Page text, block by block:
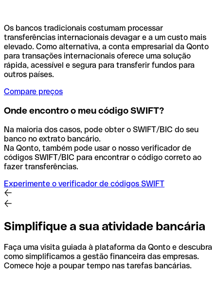
Os bancos tradicionais costumam processar
transferências internacionais devagar e a um custo mais
elevado. Como alternativa, a conta empresarial da Qonto
para transações internacionais oferece uma solução
rápida, acessível e segura para transferir fundos para
outros países.
Compare preços
Onde encontro o meu código SWIFT?
Na maioria dos casos, pode obter o SWIFT/BIC do seu
banco no extrato bancário.
Na Qonto, também pode usar o nosso verificador de
códigos SWIFT/BIC para encontrar o código correto ao
fazer transferências.
Experimente o verificador de códigos SWIFT
Simplifique a sua atividade bancária
Faça uma visita guiada à plataforma da Qonto e descubra
como simplificamos a gestão financeira das empresas.
Comece hoje a poupar tempo nas tarefas bancárias.